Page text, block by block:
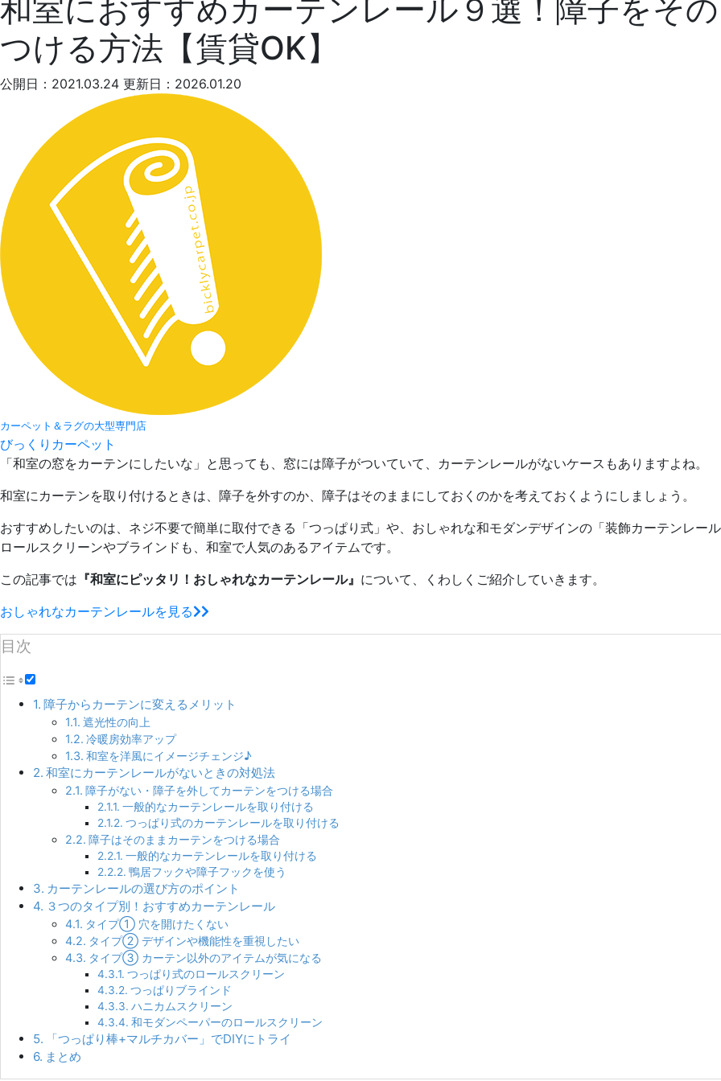
和室におすすめカーテンレール９選！障子をそ
つける方法【賃貸OK】
公開日：2021.03.24 更新日：2026.01.20
カーペット＆ラグの大型専門店
びっくりカーペット
「和室の窓をカーテンにしたいな」と思っても、窓には障子がついていて、カーテンレールがないケースもありますよね。
和室にカーテンを取り付けるときは、障子を外すのか、障子はそのままにしておくのかを考えておくようにしましょう。
おすすめしたいのは、ネジ不要で簡単に取付できる「つっぱり式」や、おしゃれな和モダンデザインの「装飾カーテンレー
ロールスクリーンやブラインドも、和室で人気のあるアイテムです。
この記事では 『和室にピッタリ！おしゃれなカーテンレール』 について、くわしくご紹介していきます。
おしゃれなカーテンレールを見る
目次
障子からカーテンに変えるメリット
遮光性の向上
冷暖房効率アップ
和室を洋風にイメージチェンジ♪
和室にカーテンレールがないときの対処法
障子がない・障子を外してカーテンをつける場合
一般的なカーテンレールを取り付ける
つっぱり式のカーテンレールを取り付ける
障子はそのままカーテンをつける場合
一般的なカーテンレールを取り付ける
鴨居フックや障子フックを使う
カーテンレールの選び方のポイント
３つのタイプ別！おすすめカーテンレール
タイプ① 穴を開けたくない
タイプ② デザインや機能性を重視したい
タイプ③ カーテン以外のアイテムが気になる
つっぱり式のロールスクリーン
つっぱりブラインド
ハニカムスクリーン
和モダンペーパーのロールスクリーン
「つっぱり棒+マルチカバー」でDIYにトライ
まとめ